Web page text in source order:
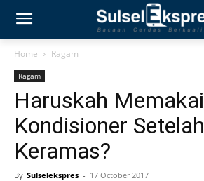
Home Ragam
Ragam
Haruskah Memakai
Kondisioner Setelah
Keramas?
By Sulselekspres - 17 October 2017